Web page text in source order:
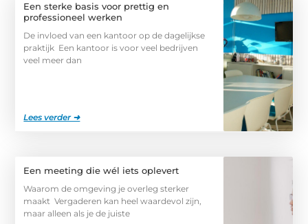
Een sterke basis voor prettig en
professioneel werken
De invloed van een kantoor op de dagelijkse
praktijk Een kantoor is voor veel bedrijven
veel meer dan
Lees verder ➜
Een meeting die wél iets oplevert
Waarom de omgeving je overleg sterker
maakt Vergaderen kan heel waardevol zijn,
maar alleen als je de juiste